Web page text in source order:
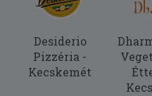
Desiderio
Pizzéria -
Kecskemét